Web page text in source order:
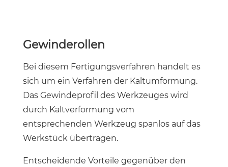
Gewinderollen
Bei diesem Fertigungsverfahren handelt es
sich um ein Verfahren der Kaltumformung.
Das Gewindeprofil des Werkzeuges wird
durch Kaltverformung vom
entsprechenden Werkzeug spanlos auf das
Werkstück übertragen.
Entscheidende Vorteile gegenüber den